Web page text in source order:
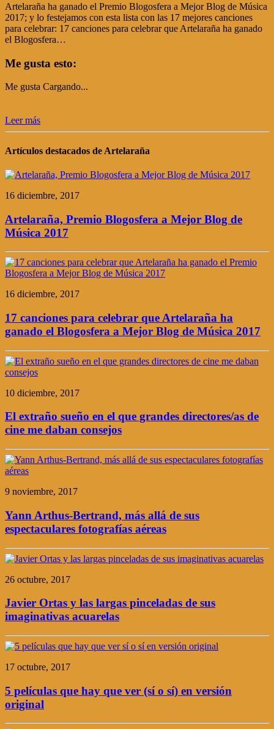
Artelaraña ha ganado el Premio Blogosfera a Mejor Blog de Música
2017; y lo festejamos con esta lista con las 17 mejores canciones
para celebrar: 17 canciones para celebrar que Artelaraña ha ganado
el Blogosfera…
Me gusta esto:
Me gusta Cargando...
Leer más
Artículos destacados de Artelaraña
16 diciembre, 2017
Artelaraña, Premio Blogosfera a Mejor Blog de
Música 2017
16 diciembre, 2017
17 canciones para celebrar que Artelaraña ha
ganado el Blogosfera a Mejor Blog de Música 2017
10 diciembre, 2017
El extraño sueño en el que grandes directores/as de
cine me daban consejos
9 noviembre, 2017
Yann Arthus-Bertrand, más allá de sus
espectaculares fotografías aéreas
26 octubre, 2017
Javier Ortas y las largas pinceladas de sus
imaginativas acuarelas
17 octubre, 2017
5 películas que hay que ver (sí o sí) en versión
original